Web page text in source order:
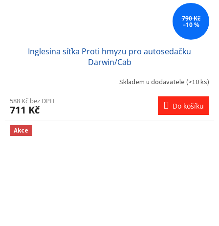
790 Kč
–10 %
Inglesina síťka Proti hmyzu pro autosedačku
Darwin/Cab
Skladem u dodavatele (>10 ks)
588 Kč bez DPH
711 Kč Do košíku
Akce